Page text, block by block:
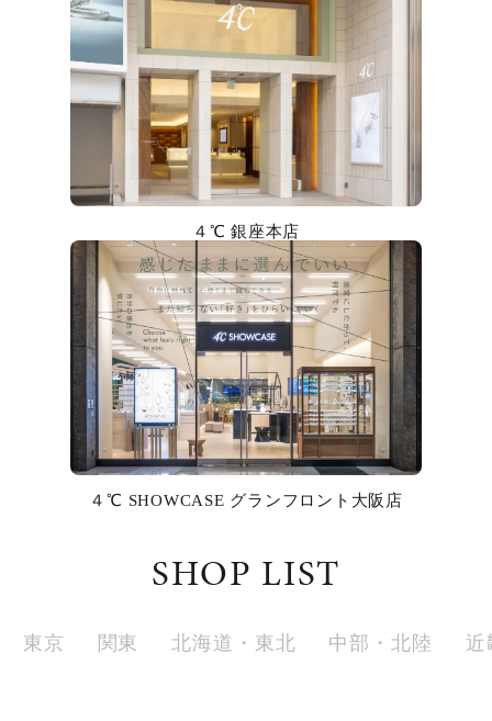
すべてのジュエリー
ファッションテイスト
着用シーン
４℃ 銀座本店
４℃ SHOWCASE グランフロント大阪店
SHOP LIST
東京 関東 北海道・東北 中部・北陸 近